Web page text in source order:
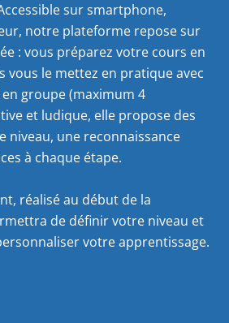
sur smartphone,
notre plateforme repose sur
: vous préparez votre cours en
vous le mettez en pratique avec
groupe (maximum 4
et ludique, elle propose des
niveau, une reconnaissance
à chaque étape.
réalisé au début de la
de définir votre niveau et
votre apprentissage.